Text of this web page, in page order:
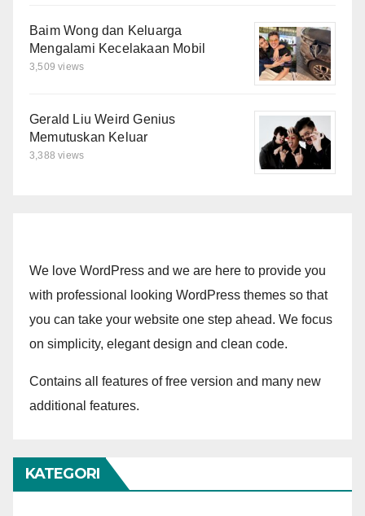
Baim Wong dan Keluarga
Mengalami Kecelakaan Mobil
3,509 views
Gerald Liu Weird Genius
Memutuskan Keluar
3,388 views
We love WordPress and we are here to provide you
with professional looking WordPress themes so that
you can take your website one step ahead. We focus
on simplicity, elegant design and clean code.
Contains all features of free version and many new
additional features.
KATEGORI